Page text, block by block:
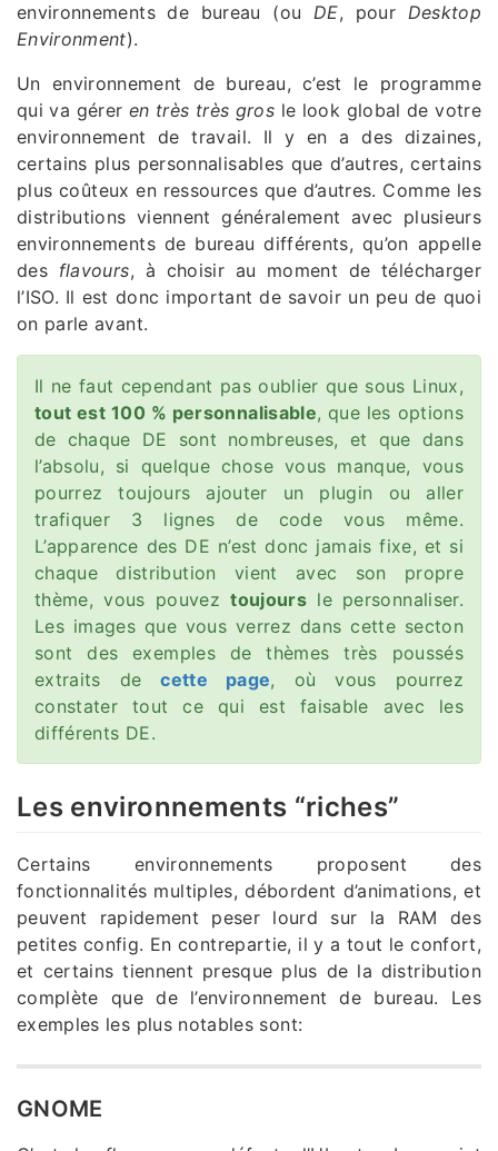
environnements de bureau (ou DE, pour Desktop
Environment).
Un environnement de bureau, c’est le programme
qui va gérer en très très gros le look global de votre
environnement de travail. Il y en a des dizaines,
certains plus personnalisables que d’autres, certains
plus coûteux en ressources que d’autres. Comme les
distributions viennent généralement avec plusieurs
environnements de bureau différents, qu’on appelle
des flavours, à choisir au moment de télécharger
l’ISO. Il est donc important de savoir un peu de quoi
on parle avant.
Il ne faut cependant pas oublier que sous Linux,
tout est 100 % personnalisable, que les options
de chaque DE sont nombreuses, et que dans
l’absolu, si quelque chose vous manque, vous
pourrez toujours ajouter un plugin ou aller
trafiquer 3 lignes de code vous même.
L’apparence des DE n’est donc jamais fixe, et si
chaque distribution vient avec son propre
thème, vous pouveztoujours le personnaliser.
Les images que vous verrez dans cette secton
sont des exemples de thèmes très poussés
extraits decette page, où vous pourrez
constater tout ce qui est faisable avec les
différents DE.
Les environnements “riches”
Certains environnements proposent des
fonctionnalités multiples, débordent d’animations, et
peuvent rapidement peser lourd sur la RAM des
petites config. En contrepartie, il y a tout le confort,
et certains tiennent presque plus de la distribution
complète que de l’environnement de bureau. Les
exemples les plus notables sont:
GNOME